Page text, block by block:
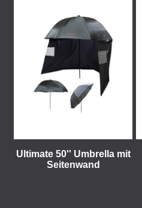
Ultimate 50'' Umbrella mit
Seitenwand